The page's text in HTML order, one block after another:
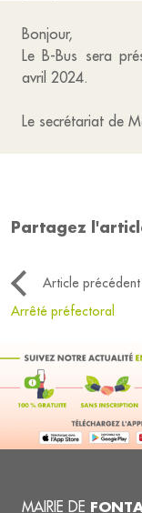
Bonjour,
Le B-Bus sera
avril 2024.
Le secrétariat de
Partagez
Article précédent
Arrêté préfectoral
MAIRIE DE